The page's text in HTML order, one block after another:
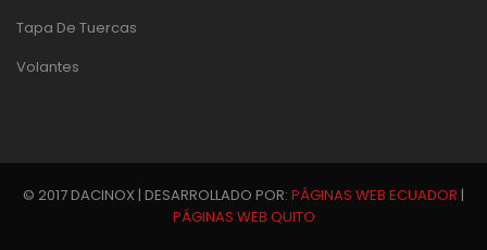
Tapa De Tuercas
Volantes
© 2017 DACINOX | DESARROLLADO POR: PÁGINAS WEB ECUADOR |
PÁGINAS WEB QUITO